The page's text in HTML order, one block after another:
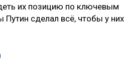
их позицию по ключевым
сделал всё, чтобы у них